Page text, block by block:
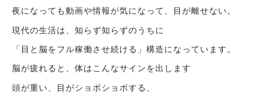
夜になっても動画や情報が気になって、目が離せない。
現代の生活は、知らず知らずのうちに
「目と脳をフル稼働させ続ける」構造になっています。
脳が疲れると、体はこんなサインを出します
頭が重い、目がショボショボする、